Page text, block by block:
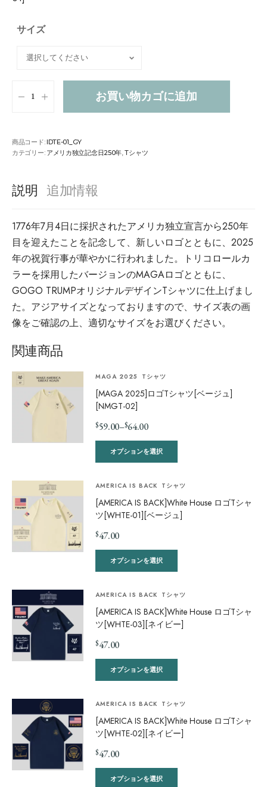
サイズ
お買い物カゴに追加
商品コード:IDTE-01_GY
カテゴリー: アメリカ独立記念日250年 ,Tシャツ
説明 追加情報
1776年7月4日に採択されたアメリカ独立宣言から250年
目を迎えたことを記念して、新しいロゴとともに、2025
年の祝賀行事が華やかに行われました。トリコロールカ
ラーを採用したバージョンのMAGAロゴとともに、
GOGO TRUMPオリジナルデザインTシャツに仕上げまし
た。アジアサイズとなっておりますので、サイズ表の画
像をご確認の上、適切なサイズをお選びください。
関連商品
MAGA 2025 Tシャツ
[MAGA 2025]ロゴTシャツ[ベージュ]
[NMGT-02]
$59.00–$64.00
オプションを選択
AMERICA IS BACK Tシャツ
[AMERICA IS BACK]White House ロゴTシャ
ツ[WHTE-01][ベージュ]
$47.00
オプションを選択
AMERICA IS BACK Tシャツ
[AMERICA IS BACK]White House ロゴTシャ
ツ[WHTE-03][ネイビー]
$47.00
オプションを選択
AMERICA IS BACK Tシャツ
[AMERICA IS BACK]White House ロゴTシャ
ツ[WHTE-02][ネイビー]
$47.00
オプションを選択